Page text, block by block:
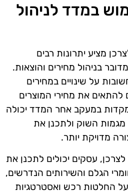
במדד לניהול
מציע יתרונות רבים
בניהול מחירים והוצאות.
על שינויים במחירים
את מחירי המוצרים
במעקב אחר המדד יכולה
מגמות השוק ולתכנן את
מדויקת יותר.
עסקים יכולים לתכנן את
הגלם והשירותים הנדרשים,
החלטות רכש ואסטרטגיות